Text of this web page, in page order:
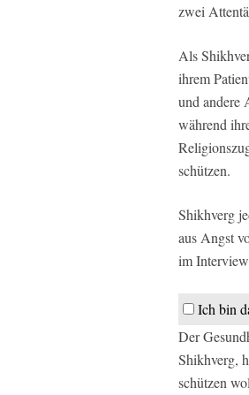
zwei
Als
ihrem
und andere
während
schützen.
Shikhverg
aus Angst
im
Ich bin
Der
Shikhverg,
schützen